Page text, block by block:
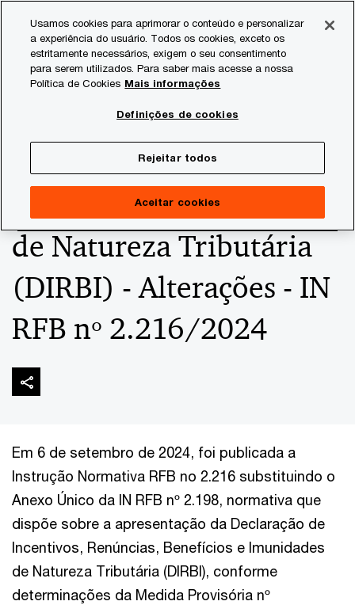
content
footer
Consultoria Tributária
Declaração de
Incentivos, Renúncias,
Benefícios e Imunidades
de Natureza Tributária
(DIRBI) - Alterações - IN
RFB nº 2.216/2024
Em 6 de setembro de 2024, foi publicada a
Instrução Normativa RFB no 2.216 substituindo o
Anexo Único da IN RFB nº 2.198, normativa que
dispõe sobre a apresentação da Declaração de
Incentivos, Renúncias, Benefícios e Imunidades
de Natureza Tributária (DIRBI), conforme
determinações da Medida Provisória nº
Usamos cookies para aprimorar o conteúdo e personalizar
a experiência do usuário. Todos os cookies, exceto os
estritamente necessários, exigem o seu consentimento
para serem utilizados. Para saber mais acesse a nossa
Política de Cookies Mais informações
Definições de cookies
Rejeitar todos
Aceitar cookies